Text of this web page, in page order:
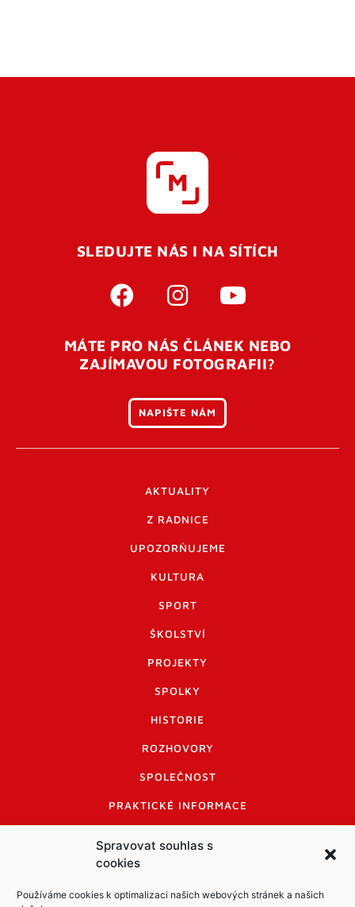
Spravovat souhlas s
cookies
Používáme cookies k optimalizaci našich webových stránek a našich
SLEDUJTE NÁS I NA SÍTÍCH
MÁTE PRO NÁS ČLÁNEK NEBO
ZAJÍMAVOU FOTOGRAFII?
NAPIŠTE NÁM
AKTUALITY
Z RADNICE
UPOZORŇUJEME
KULTURA
SPORT
ŠKOLSTVÍ
PROJEKTY
SPOLKY
HISTORIE
ROZHOVORY
SPOLEČNOST
PRAKTICKÉ INFORMACE
INFORMACE A KODEX DISKUTUJÍCÍCH
LOGO A LOGO MANUÁL